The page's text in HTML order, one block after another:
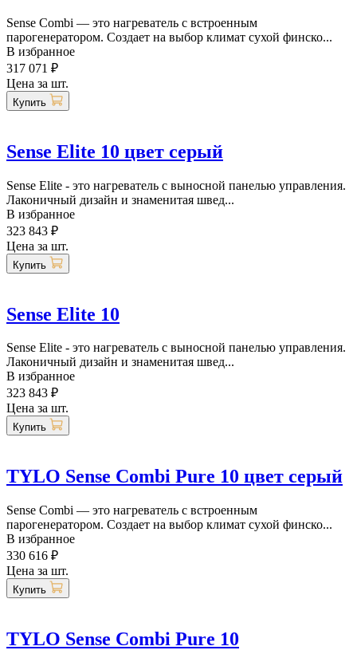
Sense Combi — это нагреватель с встроенным
парогенератором. Создает на выбор климат сухой финско...
В избранное
317 071 ₽
Цена за шт.
Купить
Sense Elite 10 цвет серый
Sense Elite - это нагреватель с выносной панелью управления.
Лаконичный дизайн и знаменитая швед...
В избранное
323 843 ₽
Цена за шт.
Купить
Sense Elite 10
Sense Elite - это нагреватель с выносной панелью управления.
Лаконичный дизайн и знаменитая швед...
В избранное
323 843 ₽
Цена за шт.
Купить
TYLO Sense Combi Pure 10 цвет серый
Sense Combi — это нагреватель с встроенным
парогенератором. Создает на выбор климат сухой финско...
В избранное
330 616 ₽
Цена за шт.
Купить
TYLO Sense Combi Pure 10